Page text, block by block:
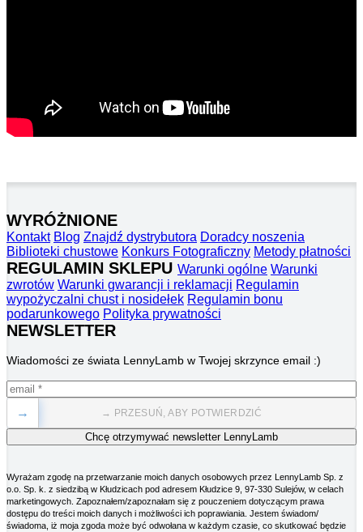
WYRÓŻNIONE
Kontakt Blog Znajdź dystrybutora Doradcy noszenia
Biblioteki chustowe Konkurs Fotograficzny Metody płatności
REGULAMIN SKLEPU Warunki ogólne Warunki
zwrotów Warunki gwarancji i reklamacji Regulamin
wypożyczalni chust i nosidełek Regulamin bonu
podarunkowego Polityka prywatności
NEWSLETTER
Wiadomości ze świata LennyLamb w Twojej skrzynce email :)
→ PRZESUŃ, ABY POTWIERDZIĆ
→
Wyrażam zgodę na przetwarzanie moich danych osobowych przez LennyLamb Sp. z
o.o. Sp. k. z siedzibą w Kłudzicach pod adresem Kłudzice 9, 97-330 Sulejów, w celach
marketingowych. Zapoznałem/zapoznałam się z pouczeniem dotyczącym prawa
dostępu do treści moich danych i możliwości ich poprawiania. Jestem świadom/
świadoma, iż moja zgoda może być odwołana w każdym czasie, co skutkować będzie